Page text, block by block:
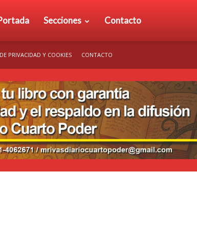
Secciones Contacto
PRIVACIDAD Y COOKIES CONTACTO